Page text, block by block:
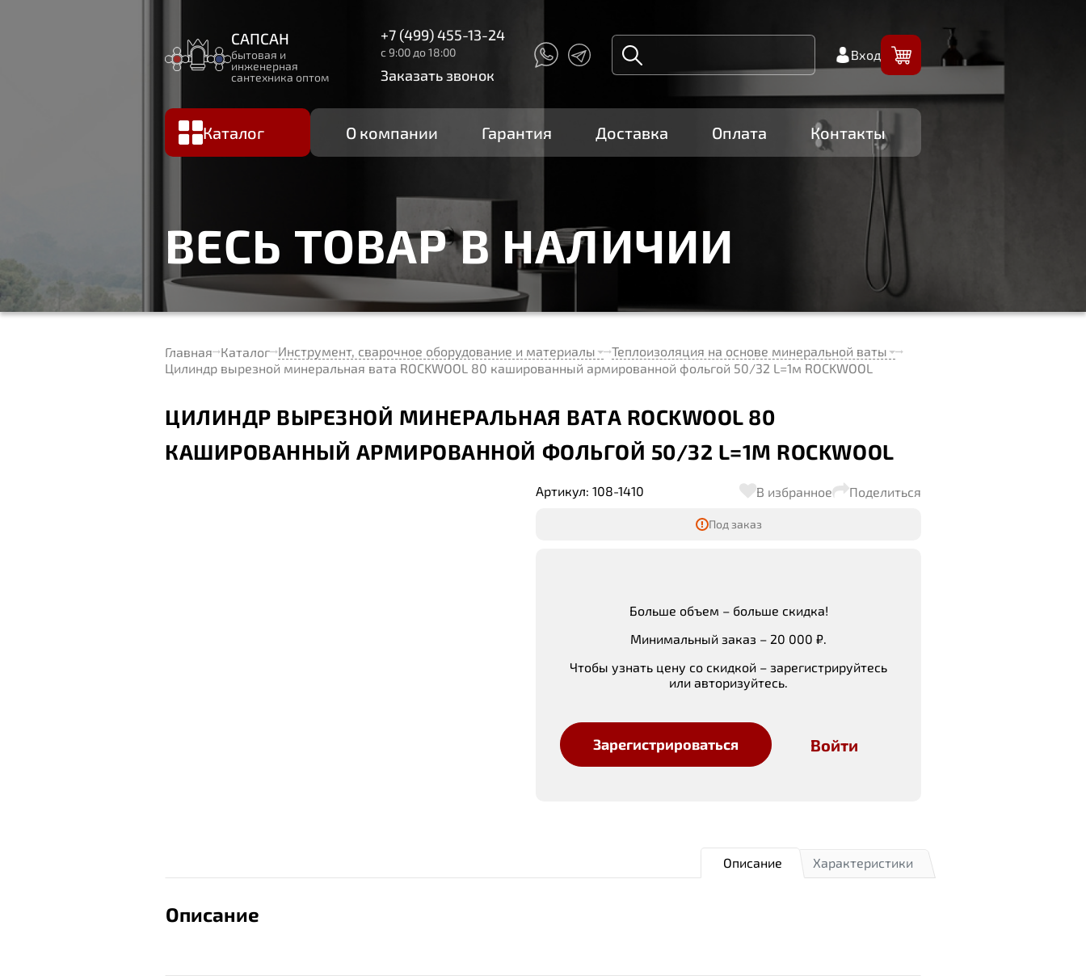
САПСАН
бытовая и
инженерная
сантехника оптом
+7 (499) 455-13-24
с 9:00 до 18:00
Заказать звонок
Вход
Каталог О компании Гарантия Доставка Оплата Контакты
ВЕСЬ ТОВАР В НАЛИЧИИ
Главная Каталог Инструмент, сварочное оборудование и материалы
Теплоизоляция на основе минеральной ваты
Цилиндр вырезной минеральная вата ROCKWOOL 80 кашированный армированной фольгой 50/32 L=1м ROCKWOOL
ЦИЛИНДР ВЫРЕЗНОЙ МИНЕРАЛЬНАЯ ВАТА ROCKWOOL 80
КАШИРОВАННЫЙ АРМИРОВАННОЙ ФОЛЬГОЙ 50/32 L=1М ROCKWOOL
Артикул: 108-1410 В избранное Поделиться
Под заказ
Больше объем – больше скидка!
Минимальный заказ – 20 000 ₽.
Чтобы узнать цену со скидкой – зарегистрируйтесь
или авторизуйтесь.
Зарегистрироваться Войти
Характеристики
Описание
Описание